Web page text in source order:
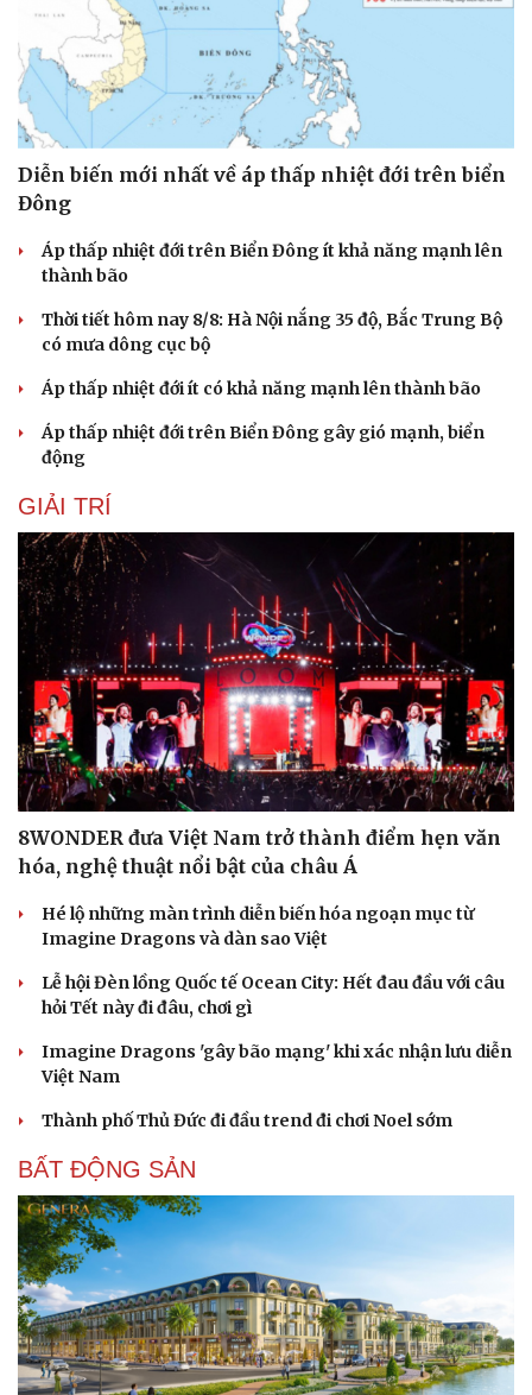
Du lịch
Tư vấn
Săn Tour
check-in
Podcast
Câu chuyện thời sự
Đọc truyện đêm khuya
Cửa sổ tình yêu
Kể chuyện cho bé
Hạt giống tâm hồn
Diễn biến mới nhất về áp thấp nhiệt đới trên biển
Đông
Áp thấp nhiệt đới trên Biển Đông ít khả năng mạnh lên
thành bão
Thời tiết hôm nay 8/8: Hà Nội nắng 35 độ, Bắc Trung Bộ
có mưa dông cục bộ
Áp thấp nhiệt đới ít có khả năng mạnh lên thành bão
Áp thấp nhiệt đới trên Biển Đông gây gió mạnh, biển
động
GIẢI TRÍ
8WONDER đưa Việt Nam trở thành điểm hẹn văn
hóa, nghệ thuật nổi bật của châu Á
Hé lộ những màn trình diễn biến hóa ngoạn mục từ
Imagine Dragons và dàn sao Việt
Lễ hội Đèn lồng Quốc tế Ocean City: Hết đau đầu với câu
hỏi Tết này đi đâu, chơi gì
Imagine Dragons 'gây bão mạng' khi xác nhận lưu diễn
Việt Nam
Thành phố Thủ Đức đi đầu trend đi chơi Noel sớm
BẤT ĐỘNG SẢN